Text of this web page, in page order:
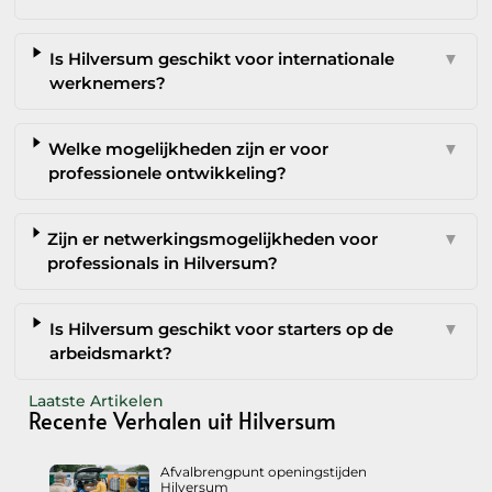
Is Hilversum geschikt voor internationale
werknemers?
▼
Welke mogelijkheden zijn er voor
professionele ontwikkeling?
▼
Zijn er netwerkingsmogelijkheden voor
professionals in Hilversum?
▼
Is Hilversum geschikt voor starters op de
arbeidsmarkt?
▼
Laatste Artikelen
Recente Verhalen uit Hilversum
Afvalbrengpunt openingstijden
Hilversum